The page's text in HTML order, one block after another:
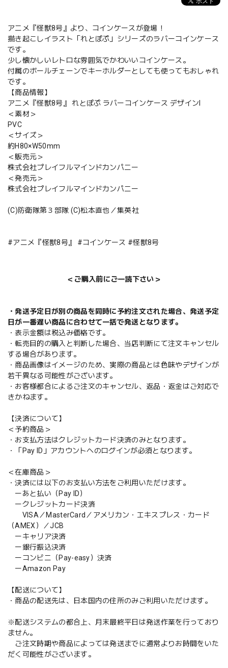
アニメ『怪獣8号』より、コインケースが登場！
描き起こしイラスト「れとぽぷ」シリーズのラバーコインケース
です。
少し懐かしいレトロな雰囲気でかわいいコインケース。
付属のボールチェーンでキーホルダーとしても使ってもおしゃれ
です。
【商品情報】
アニメ『怪獣8号』 れとぽぷ ラバーコインケース デザインI
＜素材＞
PVC
＜サイズ＞
約H80×W50mm
＜販売元＞
株式会社プレイフルマインドカンパニー
＜発売元＞
株式会社プレイフルマインドカンパニー
(C)防衛隊第３部隊 (C)松本直也／集英社
#アニメ『怪獣8号』 #コインケース #怪獣8号
＜ご購入前にご一読下さい＞
・発送予定日が別の商品を同時に予約注文された場合、発送予定
日が一番遅い商品に合わせて一括で発送となります。
・表示金額は税込み価格です。
・転売目的の購入と判断した場合、当店判断にて注文キャンセル
する場合があります。
・商品画像はイメージのため、実際の商品とは色味やデザインが
若干異なる可能性がございます。
・お客様都合によるご注文のキャンセル、返品・返金はご対応で
きかねます。
【決済について】
＜予約商品＞
・お支払方法はクレジットカード決済のみとなります。
・「Pay ID」アカウントへのログインが必須となります。
＜在庫商品＞
・決済には以下のお支払い方法をご利用いただけます。
ーあと払い（Pay ID）
ークレジットカード決済
VISA／MasterCard／アメリカン・エキスプレス・カード
（AMEX）／JCB
ーキャリア決済
ー銀行振込決済
ーコンビニ（Pay-easy）決済
ーAmazon Pay
【配送について】
・商品の配送先は、日本国内の住所のみご利用いただけます。
※配送システムの都合上、月末最終平日は発送作業を行っており
ません。
ご注文時期や商品によっては発送までに通常よりお時間をいた
だく可能性がございます。